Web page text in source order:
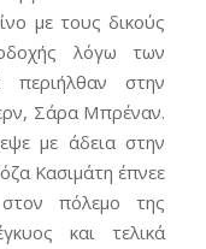
με τους δικούς
λόγω των
περιήλθαν στην
Σάρα Μπρέναν.
με άδεια στην
Κασιμάτη έπνεε
πόλεμο της
και τελικά